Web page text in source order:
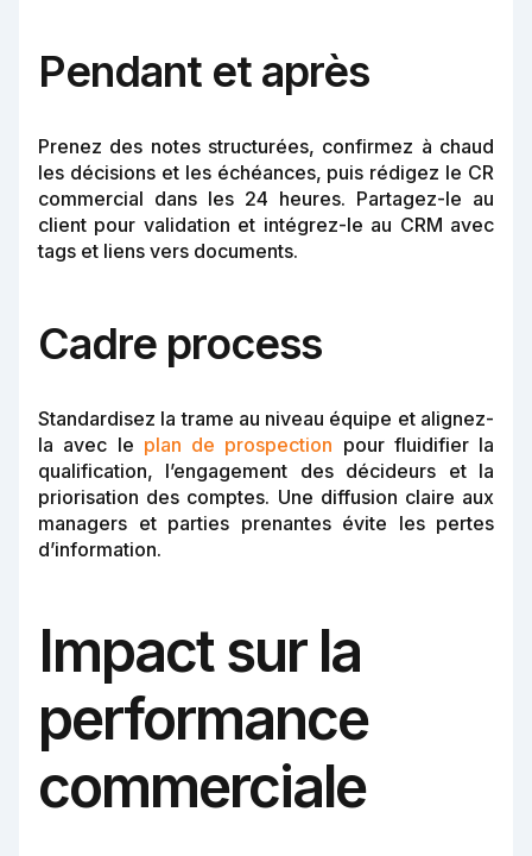
Pendant et après
Prenez des notes structurées, confirmez à chaud
les décisions et les échéances, puis rédigez le CR
commercial dans les 24 heures. Partagez-le au
client pour validation et intégrez-le au CRM avec
tags et liens vers documents.
Cadre process
Standardisez la trame au niveau équipe et alignez-
la avec le plan de prospection pour fluidifier la
qualification, l’engagement des décideurs et la
priorisation des comptes. Une diffusion claire aux
managers et parties prenantes évite les pertes
d’information.
Impact sur la
performance
commerciale